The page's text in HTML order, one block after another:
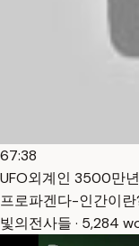
67:38
UFO외계인 3500만
프로파겐다-인간이
빛의전사들 · 5,284